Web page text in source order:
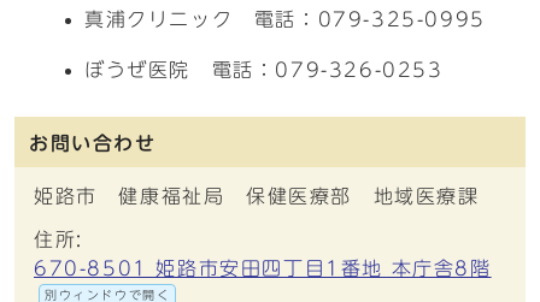
真浦クリニック 電話：079-325-0995
ぼうぜ医院 電話：079-326-0253
お問い合わせ
姫路市 健康福祉局 保健医療部 地域医療課
住所:
670-8501 姫路市安田四丁目1番地 本庁舎8階
別ウィンドウで開く